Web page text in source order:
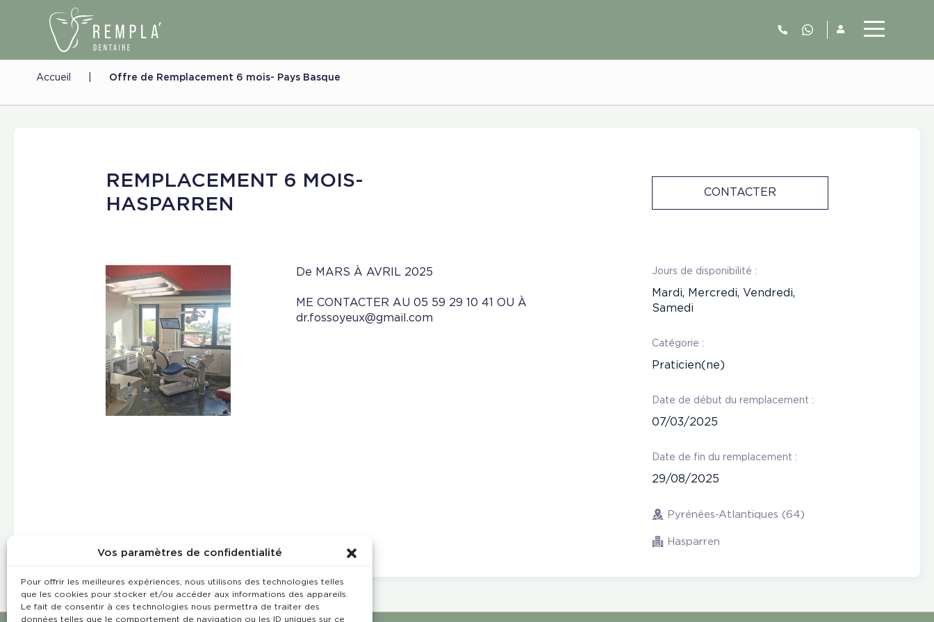
Vos paramètres de confidentialité
Pour offrir les meilleures expériences, nous utilisons des technologies telles
que les cookies pour stocker et/ou accéder aux informations des appareils.
Le fait de consentir à ces technologies nous permettra de traiter des
données telles que le comportement de navigation ou les ID uniques sur ce
06.52.63.77.73
Accueil Offre de Remplacement 6 mois- Pays Basque
REMPLACEMENT 6 MOIS-
HASPARREN
CONTACTER
De MARS À AVRIL 2025
ME CONTACTER AU 05 59 29 10 41 OU À
dr.fossoyeux@gmail.com
Jours de disponibilité :
Mardi, Mercredi, Vendredi,
Samedi
Catégorie :
Praticien(ne)
Date de début du remplacement :
07/03/2025
Date de fin du remplacement :
29/08/2025
Pyrénées-Atlantiques (64)
Hasparren